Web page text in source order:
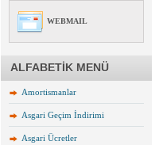
WEBMAIL
ALFABETİK MENÜ
Amortismanlar
Asgari Geçim İndirimi
Asgari Ücretler